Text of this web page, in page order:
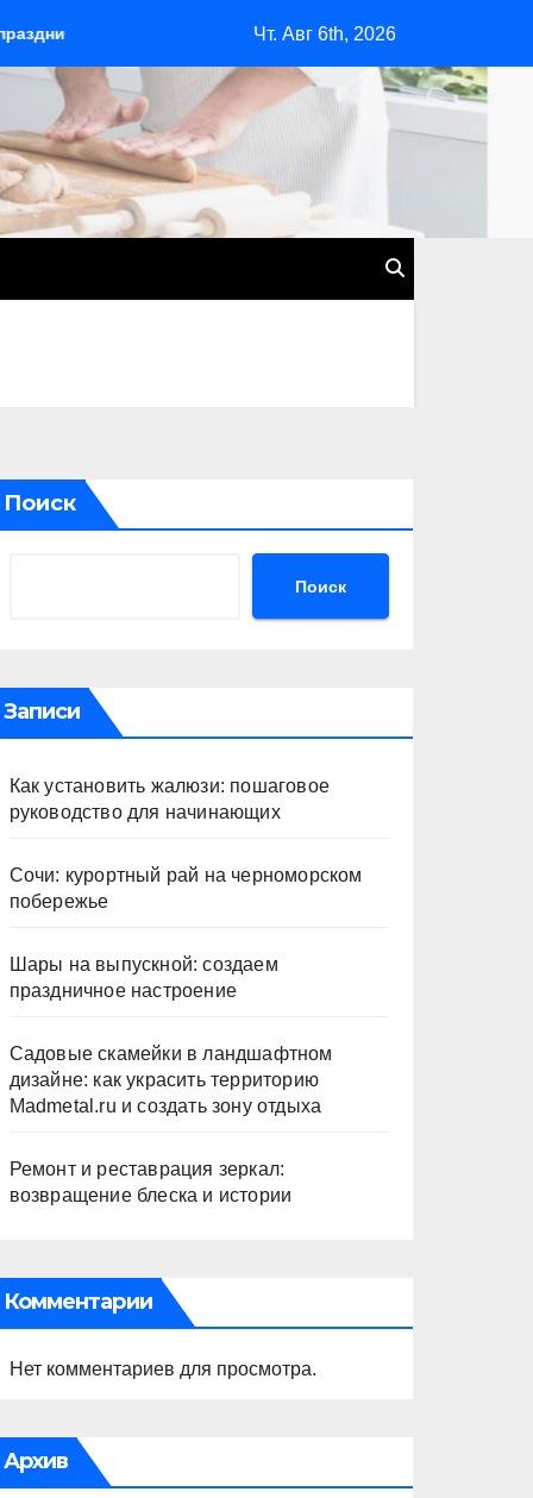
Садовые скамейки в ландшафтном
Чт. Авг 6th, 2026
Поиск
Поиск
Записи
Как установить жалюзи: пошаговое
руководство для начинающих
Сочи: курортный рай на черноморском
побережье
Шары на выпускной: создаем
праздничное настроение
Садовые скамейки в ландшафтном
дизайне: как украсить территорию
Madmetal.ru и создать зону отдыха
Ремонт и реставрация зеркал:
возвращение блеска и истории
Комментарии
Нет комментариев для просмотра.
Архив